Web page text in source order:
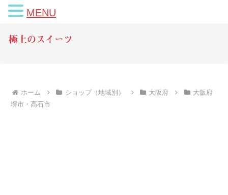
極上のスイーツ
ホーム ショップ（地域別） 大阪府
大阪府
堺市・高石市
MENU